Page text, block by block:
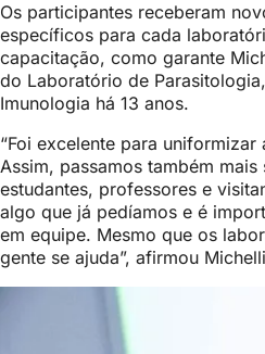
Os participantes receberam
específicos para cada
capacitação, como garante
do Laboratório de
Imunologia há 13 anos.
“Foi excelente para
Assim, passamos também
estudantes, professores e
algo que já pedíamos e é
em equipe. Mesmo que os
gente se ajuda”, afirmou